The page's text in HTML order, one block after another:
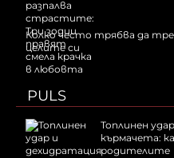
Колко често трябва да
целите си
PULS
Топлинен
кърмачета:
родителите